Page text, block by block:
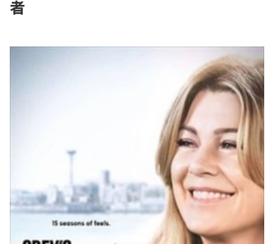
者